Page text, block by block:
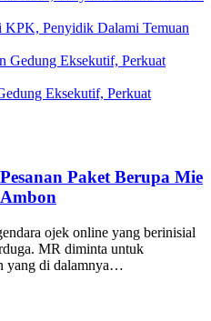
KPK, Penyidik Dalami Temuan
Eksekutif, Perkuat
Paket Berupa Mie
ojek online yang berinisial
MR diminta untuk
yang di dalamnya…